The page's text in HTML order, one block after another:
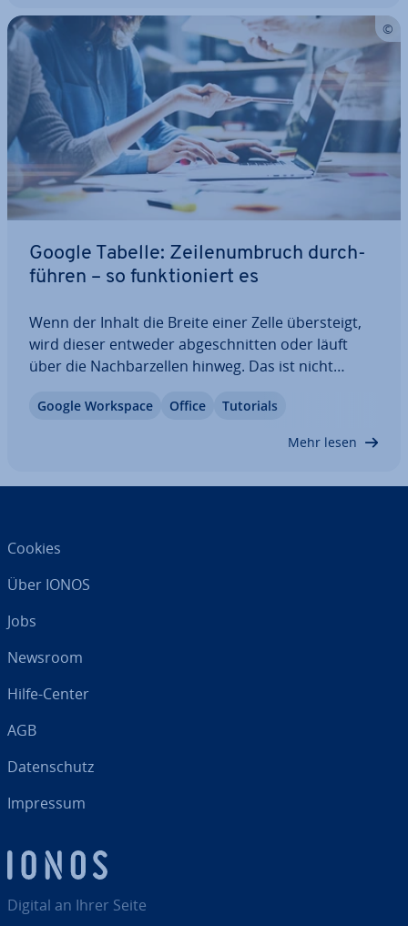
Google Tabelle: Zei­len­um­bruch durch­
füh­ren – so funk­tio­niert es
Wenn der Inhalt die Breite einer Zelle über­steigt,
wird dieser entweder ab­ge­schnit­ten oder läuft
über die Nach­bar­zel­len hinweg. Das ist nicht
keit und Übersicht stark be­ein­träch­ti­gen. Die
Google Workspace Office Tutorials
Mehr lesen
Digital an Ihrer Seite
Cookies
Über IONOS
Jobs
Newsroom
Hilfe-Center
AGB
Da­ten­schutz
Impressum